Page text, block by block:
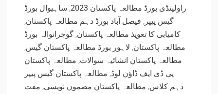
راولپنڈی بورڈ مطالعہ پاکستان 2023
, ساہیوال بورڈ
گیس پیپر , فیصل آباد بورڈ دہم مطالعہ پاکستان,
کامیابی کا تعویذ مطالعہ پاکستان, گوجرانوالہ بورڈ
مطالعہ پاکستان, لاہور بورڈ مطالعہ پاکستان گیس,
مطالعہ پاکستان انشائیہ سوالات, مطالعہ پاکستان
پی ڈی ایف ڈاؤن لوڈ, مطالعہ پاکستان گیس پیپر
دہم کلاس, مطالعہ پاکستان مضمون نویسی, مفت